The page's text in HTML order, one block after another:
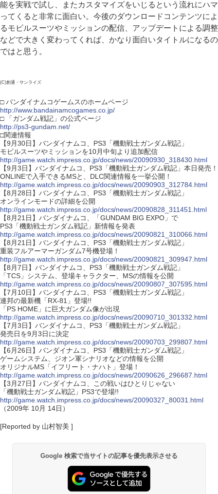
能を実戦で試し、またカスタマイズをいじるという流れにハマ
ってくると非常に面白い。今後のダウンロードコンテンツによ
るモビルスーツやミッションの配信、アップデートによる調整
などで大きく変わってくれば、かなり面白いタイトルになるの
ではと思う。
(C)創通・サンライズ
□ バンダイナムコゲームスのホームページ
http://www.bandainamcogames.co.jp/
□ 「ガンダム戦記」の公式ページ
http://ps3-gundam.net/
□関連情報
【9月30日】バンダイナムコ、PS3「機動戦士ガンダム戦記」
モビルスーツやミッションを10月中旬より追加配信
http://game.watch.impress.co.jp/docs/news/20090930_318430.html
【9月3日】バンダイナムコ、PS3「機動戦士ガンダム戦記」本日発売！
ONLINEで入手できるMSと、DLC関連情報を一挙公開！
http://game.watch.impress.co.jp/docs/news/20090903_312784.html
【8月28日】バンダイナムコ、PS3「機動戦士ガンダム戦記」
オンラインモードの詳細を公開
http://game.watch.impress.co.jp/docs/news/20090828_311451.html
【8月21日】バンダイナムコ、「GUNDAM BIG EXPO」で
PS3「機動戦士ガンダム戦記」新情報を発表
http://game.watch.impress.co.jp/docs/news/20090821_310066.html
【8月21日】バンダイナムコ、PS3「機動戦士ガンダム戦記」
重装フルアーマーガンダム7号機登場！
http://game.watch.impress.co.jp/docs/news/20090821_309947.html
【8月7日】バンダイナムコ、PS3「機動戦士ガンダム戦記」
「TCS」システム、登場キャラクター、MSの情報を公開
http://game.watch.impress.co.jp/docs/news/20090807_307595.html
【7月10日】バンダイナムコ、PS3「機動戦士ガンダム戦記」
連邦の最新機「RX-81」登場!!
「PS HOME」に巨大ガンダム像が出現
http://game.watch.impress.co.jp/docs/news/20090710_301332.html
【7月3日】バンダイナムコ、PS3「機動戦士ガンダム戦記」
発売日を9月3日に決定
http://game.watch.impress.co.jp/docs/news/20090703_299807.html
【6月26日】バンダイナムコ、PS3「機動戦士ガンダム戦記」
ゲームシステム、ジオン軍シナリオなどの情報を公開
オリジナルMS「イフリート・ナハト」登場！
http://game.watch.impress.co.jp/docs/news/20090626_296687.html
【3月27日】バンダイナムコ、この戦いはひとりじゃない
「機動戦士ガンダム戦記」PS3で登場!!
http://game.watch.impress.co.jp/docs/news/20090327_80031.html
（2009年 10月 14日）
[Reported by 山村智美 ]
Google 検索で当サイトの記事を優先表示させる